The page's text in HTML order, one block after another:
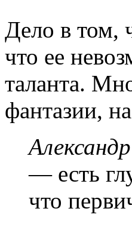
Дело в том,
что ее
таланта.
фантазии,
— есть
что